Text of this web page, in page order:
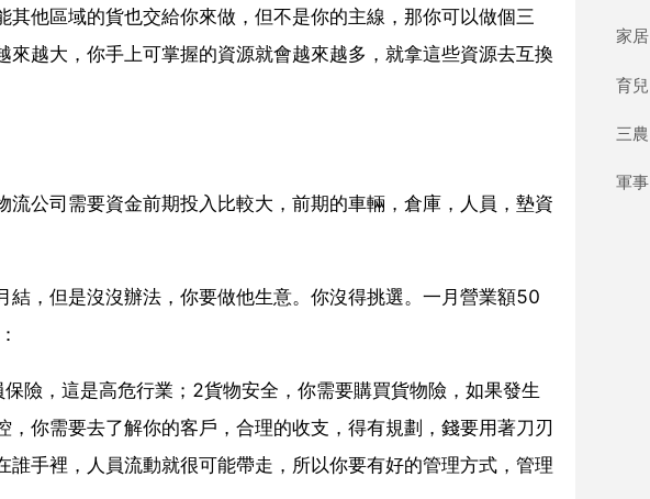
他區域的貨也交給你來做，但不是你的主線，那你可以做個三
越大，你手上可掌握的資源就會越來越多，就拿這些資源去互換
公司需要資金前期投入比較大，前期的車輛，倉庫，人員，墊資
，但是沒沒辦法，你要做他生意。你沒得挑選。一月營業額50
險，這是高危行業；2貨物安全，你需要購買貨物險，如果發生
你需要去了解你的客戶，合理的收支，得有規劃，錢要用著刀刃
誰手裡，人員流動就很可能帶走，所以你要有好的管理方式，管理
家居
育兒
三農
軍事